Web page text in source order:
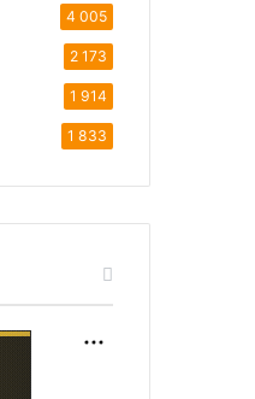
4 005
2 173
1 914
1 833